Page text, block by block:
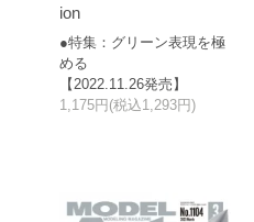
ion
●特集：グリーン表現を極
める
【2022.11.26発売】
1,175円(税込1,293円)